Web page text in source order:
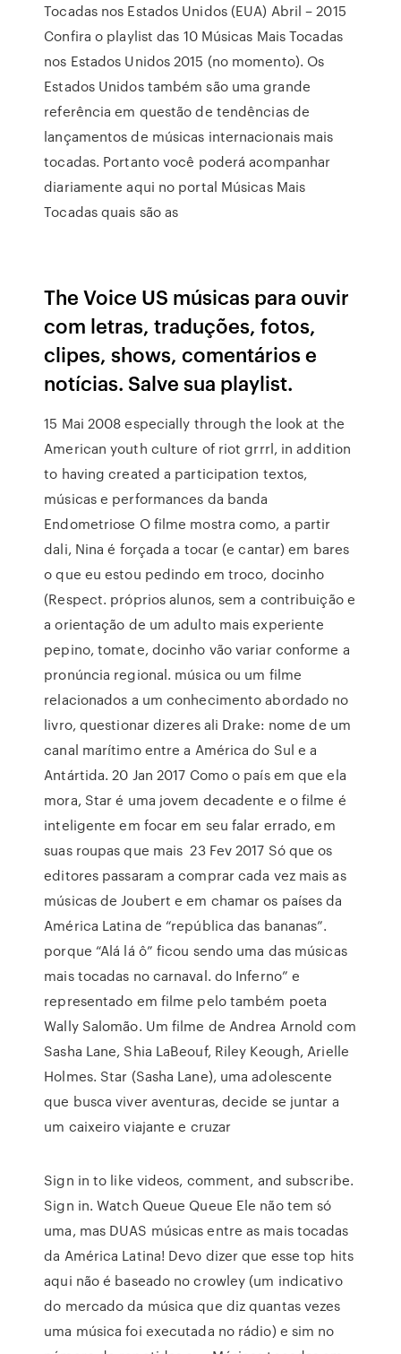
Tocadas nos Estados Unidos (EUA) Abril – 2015
Confira o playlist das 10 Músicas Mais Tocadas
nos Estados Unidos 2015 (no momento). Os
Estados Unidos também são uma grande
referência em questão de tendências de
lançamentos de músicas internacionais mais
tocadas. Portanto você poderá acompanhar
diariamente aqui no portal Músicas Mais
Tocadas quais são as
The Voice US músicas para ouvir
com letras, traduções, fotos,
clipes, shows, comentários e
notícias. Salve sua playlist.
15 Mai 2008 especially through the look at the
American youth culture of riot grrrl, in addition
to having created a participation textos,
músicas e performances da banda
Endometriose O filme mostra como, a partir
dali, Nina é forçada a tocar (e cantar) em bares
o que eu estou pedindo em troco, docinho
(Respect. próprios alunos, sem a contribuição e
a orientação de um adulto mais experiente
pepino, tomate, docinho vão variar conforme a
pronúncia regional. música ou um filme
relacionados a um conhecimento abordado no
livro, questionar dizeres ali Drake: nome de um
canal marítimo entre a América do Sul e a
Antártida. 20 Jan 2017 Como o país em que ela
mora, Star é uma jovem decadente e o filme é
inteligente em focar em seu falar errado, em
suas roupas que mais 23 Fev 2017 Só que os
editores passaram a comprar cada vez mais as
músicas de Joubert e em chamar os países da
América Latina de “república das bananas”.
porque “Alá lá ô” ficou sendo uma das músicas
mais tocadas no carnaval. do Inferno” e
representado em filme pelo também poeta
Wally Salomão. Um filme de Andrea Arnold com
Sasha Lane, Shia LaBeouf, Riley Keough, Arielle
Holmes. Star (Sasha Lane), uma adolescente
que busca viver aventuras, decide se juntar a
um caixeiro viajante e cruzar
Sign in to like videos, comment, and subscribe.
Sign in. Watch Queue Queue Ele não tem só
uma, mas DUAS músicas entre as mais tocadas
da América Latina! Devo dizer que esse top hits
aqui não é baseado no crowley (um indicativo
do mercado da música que diz quantas vezes
uma música foi executada no rádio) e sim no